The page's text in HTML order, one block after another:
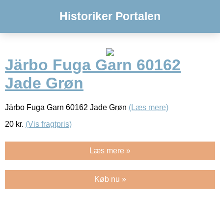
Historiker Portalen
Järbo Fuga Garn 60162
Jade Grøn
Järbo Fuga Garn 60162 Jade Grøn (Læs mere)
20 kr. (Vis fragtpris)
Læs mere »
Køb nu »